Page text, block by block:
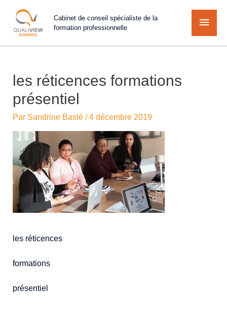
Cabinet de conseil spécialiste de la
formation professionnelle
les réticences formations
présentiel
Par Sandrine Baslé /4 décembre 2019
les réticences
formations
présentiel